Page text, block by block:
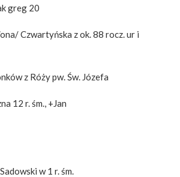
greg 20
Czwartyńska z ok. 88 rocz. ur i
z Róży pw. Św. Józefa
12 r. śm., +Jan
w 1 r. śm.